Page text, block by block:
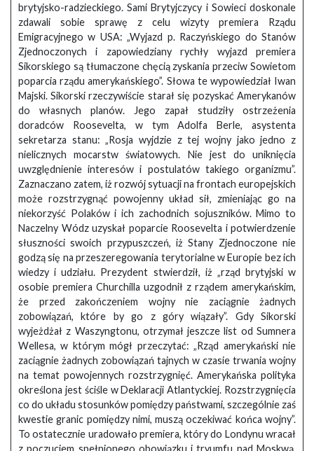
brytyjsko-radzieckiego. Sami Brytyjczycy i Sowieci doskonale
zdawali sobie sprawę z celu wizyty premiera Rządu
Emigracyjnego w USA: „Wyjazd p. Raczyńskiego do Stanów
Zjednoczonych i zapowiedziany rychły wyjazd premiera
Sikorskiego są tłumaczone chęcią zyskania przeciw Sowietom
poparcia rządu amerykańskiego”. Słowa te wypowiedział Iwan
Majski. Sikorski rzeczywiście starał się pozyskać Amerykanów
do własnych planów. Jego zapał studziły ostrzeżenia
doradców Roosevelta, w tym Adolfa Berle, asystenta
sekretarza stanu: „Rosja wyjdzie z tej wojny jako jedno z
nielicznych mocarstw światowych. Nie jest do uniknięcia
uwzględnienie interesów i postulatów takiego organizmu”.
Zaznaczano zatem, iż rozwój sytuacji na frontach europejskich
może rozstrzygnąć powojenny układ sił, zmieniając go na
niekorzyść Polaków i ich zachodnich sojuszników. Mimo to
Naczelny Wódz uzyskał poparcie Roosevelta i potwierdzenie
słuszności swoich przypuszczeń, iż Stany Zjednoczone nie
godzą się na przeszeregowania terytorialne w Europie bez ich
wiedzy i udziału. Prezydent stwierdził, iż „rząd brytyjski w
osobie premiera Churchilla uzgodnił z rządem amerykańskim,
że przed zakończeniem wojny nie zaciągnie żadnych
zobowiązań, które by go z góry wiązały”. Gdy Sikorski
wyjeżdżał z Waszyngtonu, otrzymał jeszcze list od Sumnera
Wellesa, w którym mógł przeczytać: „Rząd amerykański nie
zaciągnie żadnych zobowiązań tajnych w czasie trwania wojny
na temat powojennych rozstrzygnięć. Amerykańska polityka
określona jest ściśle w Deklaracji Atlantyckiej. Rozstrzygnięcia
co do układu stosunków pomiędzy państwami, szczególnie zaś
kwestie granic pomiędzy nimi, muszą oczekiwać końca wojny”.
To ostatecznie uradowało premiera, który do Londynu wracał